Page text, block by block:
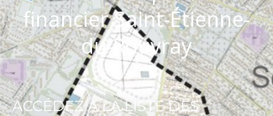
financier Saint-Étienne-
du-Rouvray
ACCÉDEZ À LA LISTE DES